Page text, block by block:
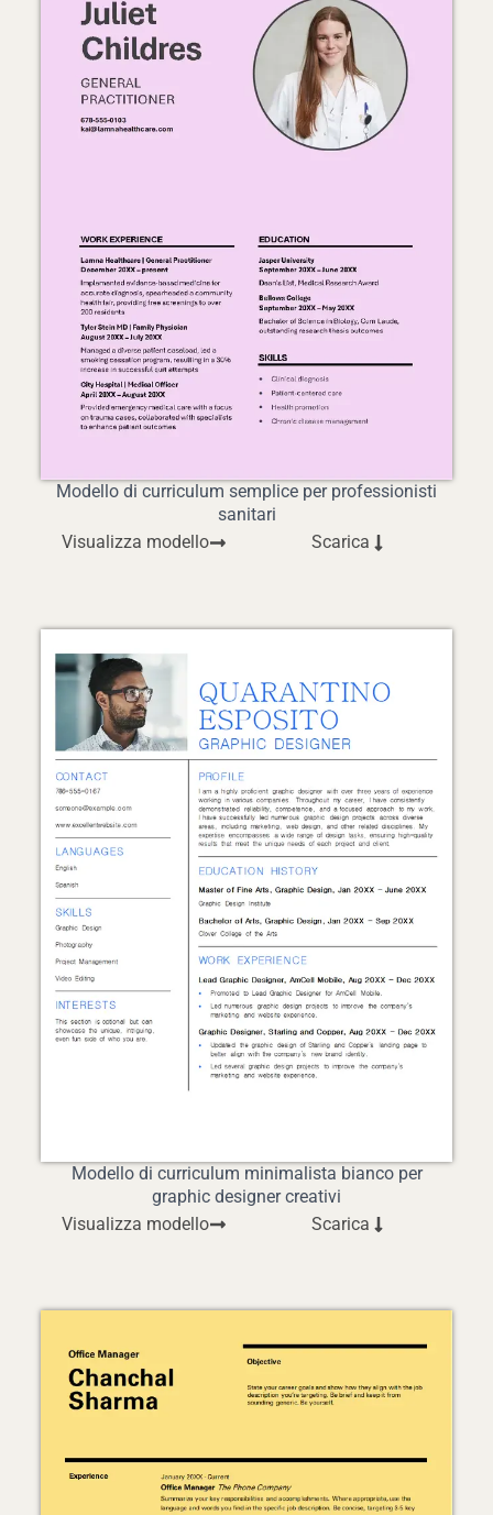
Modello di curriculum semplice per professionisti
sanitari
Visualizza modello
Scarica
Modello di curriculum minimalista bianco per
graphic designer creativi
Visualizza modello
Scarica